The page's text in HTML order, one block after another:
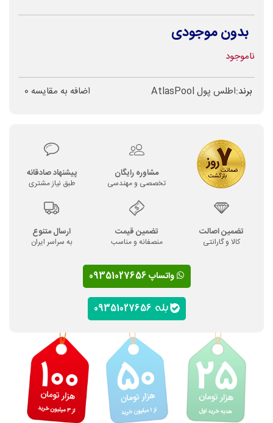
بدون موجودی
ناموجود
برند:اطلس پول AtlasPool اضافه به مقایسه 0
مشاوره رایگان
تخصصی و مهندسی
پیشنهاد صادقانه
طبق نیاز مشتری
تضمین اصالت
کالا و گارانتی
تضمین قیمت
منصفانه و مناسب
ارسال متنوع
به سراسر ایران
واتساپ 09351027656